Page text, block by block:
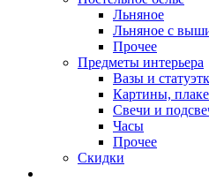
Льняное
Льняное с
Прочее
Предметы интерьера
Вазы и
Картины,
Свечи и
Часы
Прочее
Скидки